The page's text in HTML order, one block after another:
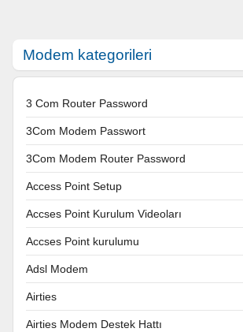
Modem kategorileri
3 Com Router Password
3Com Modem Passwort
3Com Modem Router Password
Access Point Setup
Accses Point Kurulum Videoları
Accses Point kurulumu
Adsl Modem
Airties
Airties Modem Destek Hattı